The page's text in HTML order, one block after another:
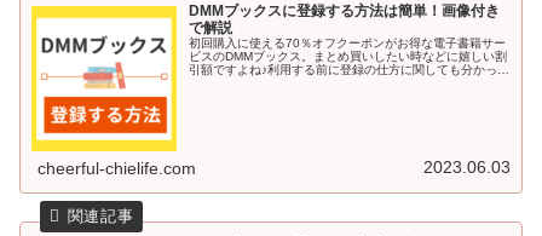
DMMブックスに登録する方法は簡単！画像付き
で解説
初回購入に使える70％オフクーポンがお得な電子書籍サー
ビスのDMMブックス。まとめ買いしたい時などに嬉しい割
引額ですよね♪利用する前に登録の仕方に関しても分かって
cheerful-chielife.com 2023.06.03